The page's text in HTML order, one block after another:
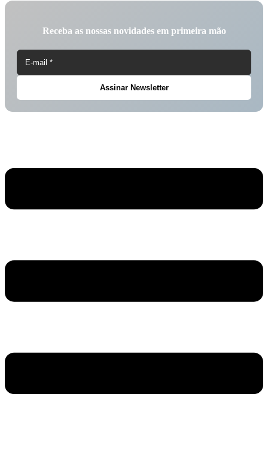
Receba as nossas novidades em primeira mão